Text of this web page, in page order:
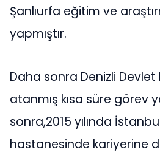
Şanlıurfa eğitim ve
yapmıştır.
Daha sonra Denizli
atanmış kısa süre görev
sonra,2015 yılında
hastanesinde kariyerine